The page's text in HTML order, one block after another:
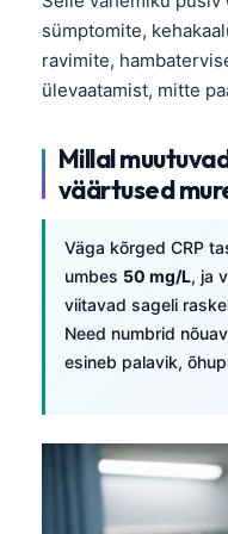
sümptomite,
ravimite,
ülevaatamist, mitte
Millal
väärtused
Väga kõrged CRP
umbes 50 mg/L, ja
viitavad sageli
Need numbrid
esineb palavik,
Occitan
العربية المغربية
Монгол
ພາສາລາວ
Basa Jawa
Cebuano
Кыргызча
Беларуская
Esperanto
Frysk